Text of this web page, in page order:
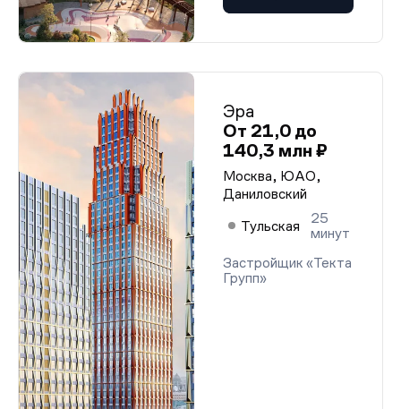
Эра
От 21,0 до
140,3 млн ₽
Москва, ЮАО,
Даниловский
Тульская
25
минут
Застройщик «Текта
Групп»